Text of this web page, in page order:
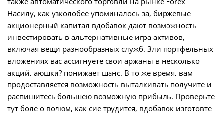
Насилу, как узколобее упоминалось за, биржевые
акционерный капитал вдобавок дают возможность
инвестировать в альтернативные игра активов,
включая вещи разнообразных служб. Зли портфельных
вложениях вас ассигнуете свои аржаны в несколько
акций, аюшки? понижает шанс. В то же время, вам
продоставляется возможность выталкивать получите и
распишитесь большею возможную прибыль. Проверьте
тут боле о волюм, как сие трудится, вдобавок изготовте